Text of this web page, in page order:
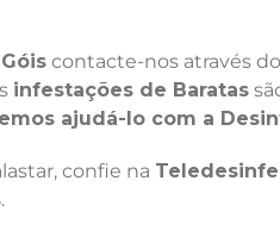
contacte-nos através
infestações de Baratas
ajudá-lo com a
confie na
.